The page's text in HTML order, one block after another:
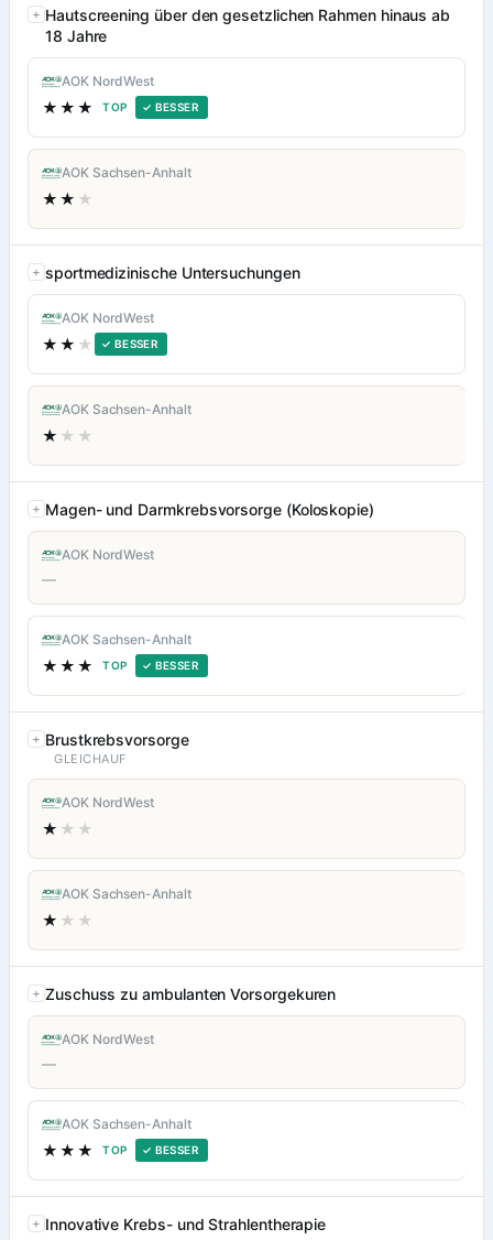
Hautscreening über den gesetzlichen Rahmen hinaus ab
18 Jahre
AOK NordWest
★★★ TOP ✓ BESSER
AOK Sachsen-Anhalt
★★ ★
sportmedizinische Untersuchungen
AOK NordWest
★★ ★ ✓ BESSER
AOK Sachsen-Anhalt
★ ★★
Magen- und Darmkrebsvorsorge (Koloskopie)
AOK NordWest
—
AOK Sachsen-Anhalt
★★★ TOP ✓ BESSER
Brustkrebsvorsorge
GLEICHAUF
AOK NordWest
★ ★★
AOK Sachsen-Anhalt
★ ★★
Zuschuss zu ambulanten Vorsorgekuren
AOK NordWest
—
AOK Sachsen-Anhalt
★★★ TOP ✓ BESSER
Innovative Krebs- und Strahlentherapie